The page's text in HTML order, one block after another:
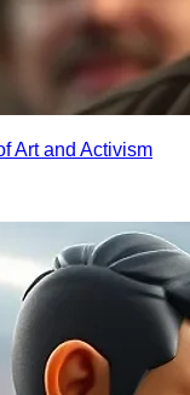
Art and Activism